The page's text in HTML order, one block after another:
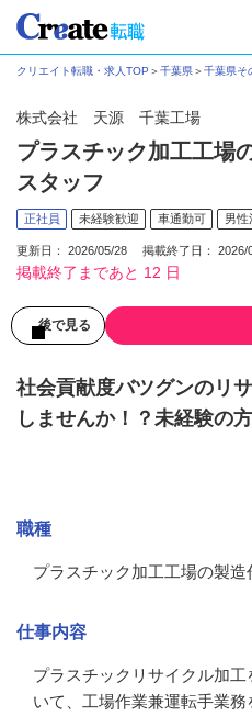
クリエイト転職・求人TOP ＞千葉県＞千葉県そ
株式会社 天源 千葉工場
プラスチック加工工場
スタッフ
正社員 未経験歓迎 車通勤可 男性
更新日： 2026/05/28 掲載終了日： 2026/
掲載終了まであと 12 日
後で見る
社会貢献度バツグンのリ
しませんか！？未経験の
職種
プラスチック加工工場の製
仕事内容
プラスチックリサイクル加
いて、工場作業兼運転手業務